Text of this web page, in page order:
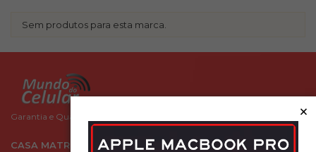
Sem produtos para esta marca.
Garantia e Qualidade você encontra aqui!
CASA MATRIZ
×